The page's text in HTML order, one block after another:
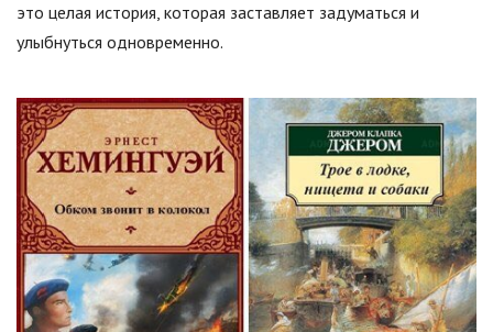
это целая история, которая заставляет задуматься и
улыбнуться одновременно.